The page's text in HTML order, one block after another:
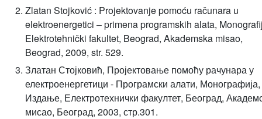
Zlatan Stojković : Projektovanje pomoću računara u
elektroenergetici – primena programskih alata,
Elektrotehnički fakultet, Beograd, Akademska misao,
Beograd, 2009, str. 529.
Златан Стојковић, Пројектовање помоћу рачунара у
електроенергетици - Програмски алати,
Издање, Електротехнички факултет, Београд,
мисао, Београд, 2003, стр.301.